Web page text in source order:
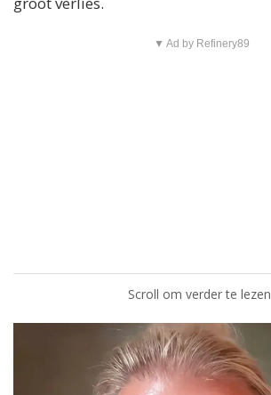
▼ Ad by Refinery89
Scroll om verder te lezen